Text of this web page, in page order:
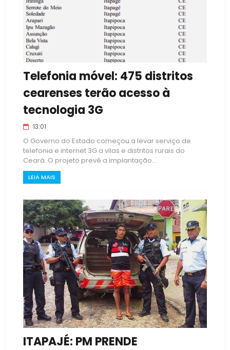
Telefonia móvel: 475 distritos
cearenses terão acesso à
tecnologia 3G
13:01
O Governo do Estado começou a levar serviço de
telefonia e internet 3G a vilas e distritos rurais do
Ceará. O projeto prevê a implantação...
LEIA MAIS
ITAPAJÉ: PM PRENDE